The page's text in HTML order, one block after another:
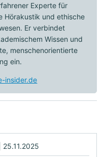
Experte für
Hörakustik und ethische
Er verbindet
Wissen und
menschenorientierte
ein.
insider.de
25.11.2025